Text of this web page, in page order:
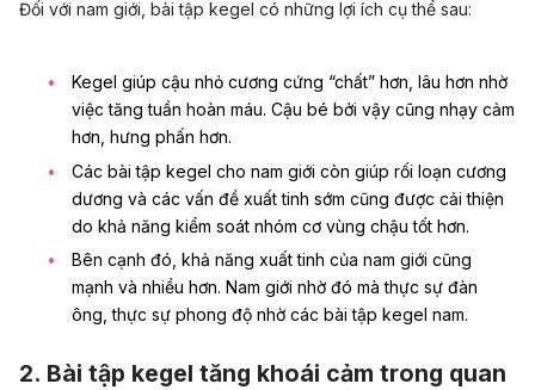
Đối với nam giới, bài tập kegel có những lợi ích cụ thể sau:
Kegel giúp cậu nhỏ cương cứng “chất” hơn, lâu hơn nhờ
việc tăng tuần hoàn máu. Cậu bé bởi vậy cũng nhạy cảm
hơn, hưng phấn hơn.
Các bài tập kegel cho nam giới còn giúp rối loạn cương
dương và các vấn đề xuất tinh sớm cũng được cải thiện
do khả năng kiểm soát nhóm cơ vùng chậu tốt hơn.
Bên cạnh đó, khả năng xuất tinh của nam giới cũng
mạnh và nhiều hơn. Nam giới nhờ đó mà thực sự đàn
ông, thực sự phong độ nhờ các bài tập kegel nam.
2. Bài tập kegel tăng khoái cảm trong quan